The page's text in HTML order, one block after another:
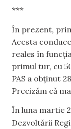
***
În prezent,
Acesta
reales în
primul tur, cu
PAS a obținut
Precizăm că
În luna martie
Dezvoltării